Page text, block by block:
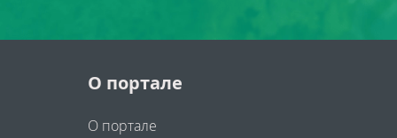
О портале
О портале